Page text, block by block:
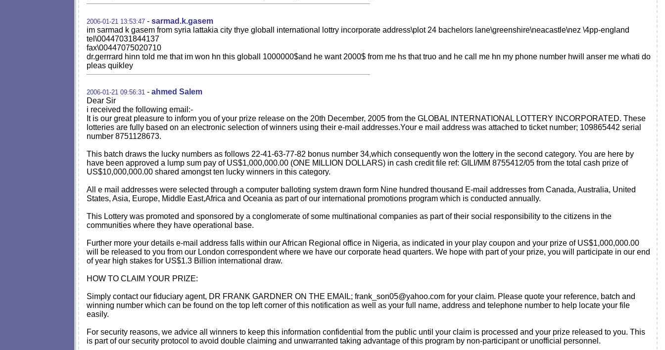
2006-01-21 13:53:47 - sarmad.k.gasem
im sarmad k gasem from syria lattakia city thye globall international lottry incorporate address\plot 24 bachelors lane\greenshire\neacastle\nez \4pp-england
tel\00447031844137
fax\00447075020710
dr.gerrrard hinn told me that im won hn this globall 1000000$and he want 2000$ from me hs that truo and he call me hn my phone number hwill anser me whati do
pleas quikley
2006-01-21 09:56:31 - ahmed Salem
Dear Sir
i received the following email:-
It is our great pleasure to inform you of your prize release on the 20th December, 2005 from the GLOBAL INTERNATIONAL LOTTERY INCORPORATED. These
lotteries are fully based on an electronic selection of winners using their e-mail addresses.Your e mail address was attached to ticket number; 109865442 serial
number 8751128673.
This batch draws the lucky numbers as follows 22-41-63-77-82 bonus number 34,which consequently won the lottery in the second category. You are here by
have been approved a lump sum pay of US$1,000,000.00 (ONE MILLION DOLLARS) in cash credit file ref: GILI/MM 8755412/05 from the total cash prize of
US$10,000,000.00 shared amongst ten lucky winners in this category.
All e mail addresses were selected through a computer balloting system drawn form Nine hundred thousand E-mail addresses from Canada, Australia, United
States, Asia, Europe, Middle East,Africa and Oceania as part of our international promotions program which is conducted annually.
This Lottery was promoted and sponsored by a conglomerate of some multinational companies as part of their social responsibility to the citizens in the
communities where they have operational base.
Further more your details e-mail address falls within our African Regional office in Nigeria, as indicated in your play coupon and your prize of US$1,000,000.00
will be released to you from our London correspondent where we have our corporate head quarters. We hope with part of your prize, you will participate in our end
of year high stakes for US$1.3 Billion international draw.
HOW TO CLAIM YOUR PRIZE:
Simply contact our fiduciary agent, DR FRANK GARDNER ON THE EMAIL; frank_son05@yahoo.com for your claim. Please quote your reference, batch and
winning number which can be found on the top left corner of this notification as well as your full name, address and telephone number to help locate your file
easily.
For security reasons, we advice all winners to keep this information confidential from the public until your claim is processed and your prize released to you. This
is part of our security protocol to avoid double claiming and unwarranted taking advantage of this program by non-participant or unofficial personnel.